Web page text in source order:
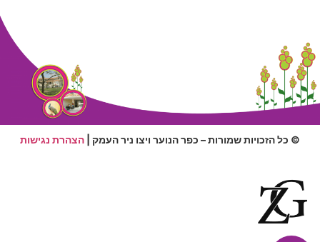
© כל הזכויות שמורות – כפר הנוער ויצו ניר העמק | הצהרת נגישות